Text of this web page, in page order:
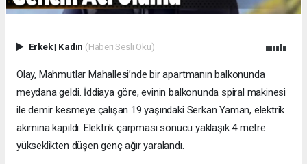
Erkek| Kadın (Haberi Sesli Oku)
Olay, Mahmutlar Mahallesi’nde bir apartmanın balkonunda
meydana geldi. İddiaya göre, evinin balkonunda spiral makinesi
ile demir kesmeye çalışan 19 yaşındaki Serkan Yaman, elektrik
akımına kapıldı. Elektrik çarpması sonucu yaklaşık 4 metre
yükseklikten düşen genç ağır yaralandı.